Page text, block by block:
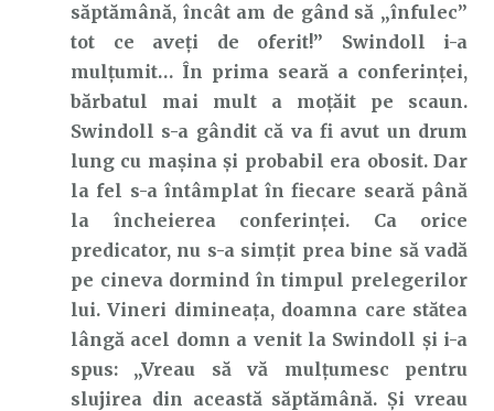
săptămână, încât am de gând să „înfulec”
tot ce aveți de oferit!” Swindoll i-a
mulțumit… În prima seară a conferinței,
bărbatul mai mult a moțăit pe scaun.
Swindoll s-a gândit că va fi avut un drum
lung cu mașina și probabil era obosit. Dar
la fel s-a întâmplat în fiecare seară până
la încheierea conferinței. Ca orice
predicator, nu s-a simțit prea bine să vadă
pe cineva dormind în timpul prelegerilor
lui. Vineri dimineața, doamna care stătea
lângă acel domn a venit la Swindoll și i-a
spus: „Vreau să vă mulțumesc pentru
slujirea din această săptămână. Și vreau